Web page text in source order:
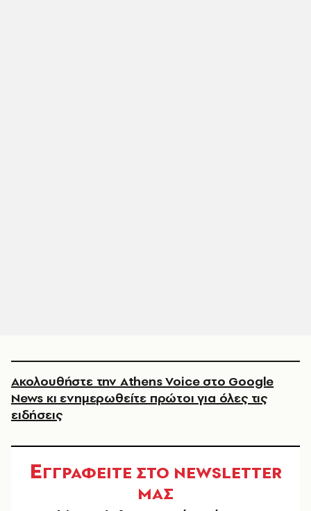
Ακολουθήστε την Athens Voice στο Google
News κι ενημερωθείτε πρώτοι για όλες τις
ειδήσεις
ΕΓΓΡΑΦΕΙΤΕ ΣΤΟ NEWSLETTER
ΜΑΣ